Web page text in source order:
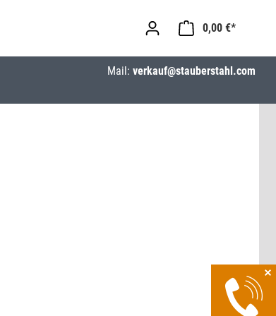
0,00 €*
Mail: verkauf@stauberstahl.com